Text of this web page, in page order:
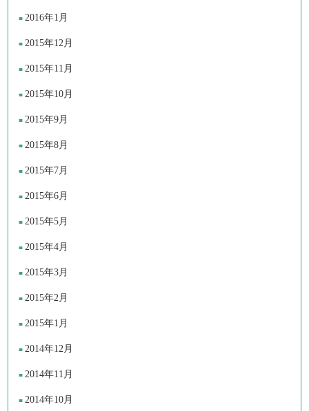
2016年1月
2015年12月
2015年11月
2015年10月
2015年9月
2015年8月
2015年7月
2015年6月
2015年5月
2015年4月
2015年3月
2015年2月
2015年1月
2014年12月
2014年11月
2014年10月